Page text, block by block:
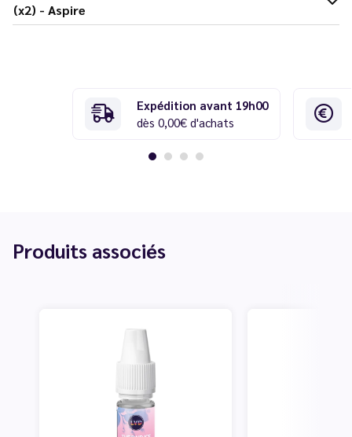
(x2) - Aspire
Expédition avant 19h00
dès 0,00€ d'achats
Produits associés